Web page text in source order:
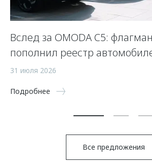
Вслед за OMODA C5:
пополнил реестр
31 июля 2026
Подробнее
Все предложения